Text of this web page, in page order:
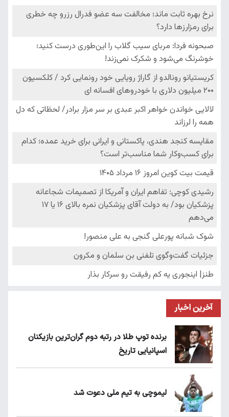
آخرین اخبار
برنده توپ طلا در رتبه دوم گران‌ترین بازیکنان
اسپانیایی تاریخ
لیموچی به تیم ملی دعوت شد